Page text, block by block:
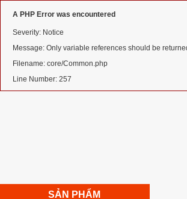
A PHP Error was encountered
Severity: Notice
Message: Only variable references should be
Filename: core/Common.php
Line Number: 257
SẢN PHẨM